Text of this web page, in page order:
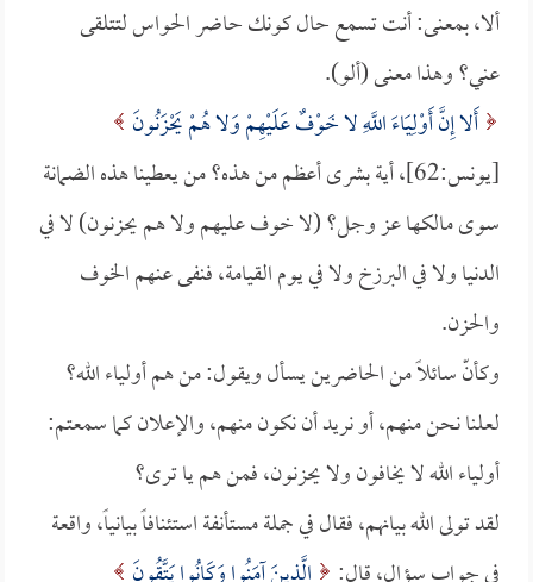
ألا، بمعنى: أنت تسمع حال كونك حاضر الحواس لتتلقى
عني؟ وهذا معنى (ألو).
أَلا إِنَّ أَوْلِيَاءَ اللَّهِ لا خَوْفٌ عَلَيْهِمْ وَلا هُمْ يَحْزَنُونَ
[يونس:62]، أية بشرى أعظم من هذه؟ من يعطينا هذه الضمانة
سوى مالكها عز وجل؟ (لا خوف عليهم ولا هم يحزنون) لا في
الدنيا ولا في البرزخ ولا في يوم القيامة، فنفى عنهم الخوف
والحزن.
وكأنّ سائلاً من الحاضرين يسأل ويقول: من هم أولياء الله؟
لعلنا نحن منهم، أو نريد أن نكون منهم، والإعلان كما سمعتم:
أولياء الله لا يخافون ولا يحزنون، فمن هم يا ترى؟
لقد تولى الله بيانهم، فقال في جملة مستأنفة استئنافاً بيانياً، واقعة